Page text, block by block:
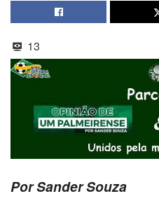
13
Por Sander Souza